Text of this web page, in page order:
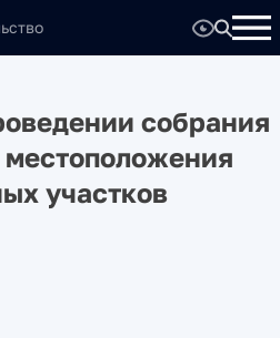
собрания
местоположения
участков